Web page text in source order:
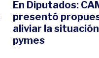
En Diputados:
presentó
aliviar la
pymes